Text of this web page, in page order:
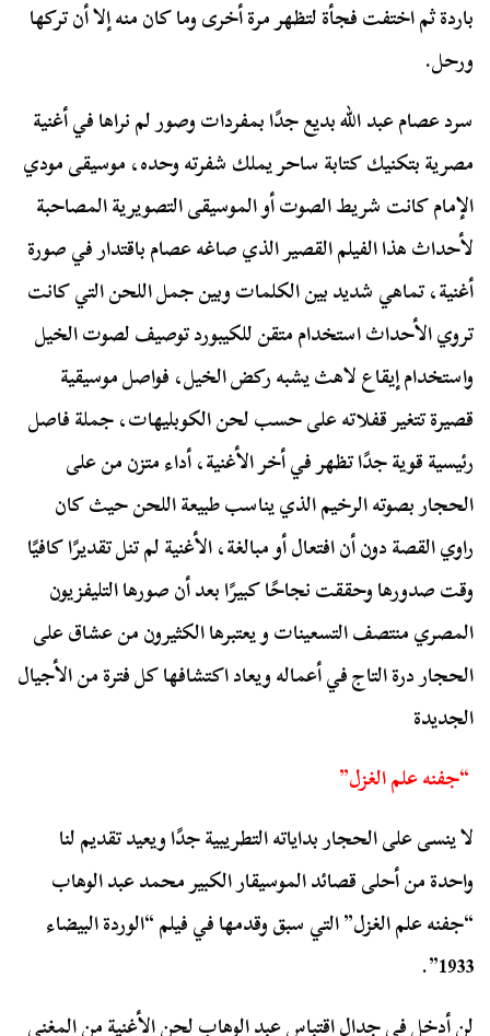
باردة ثم اختفت فجأة لتظهر مرة أخرى وما كان منه إلا أن تركها
ورحل.
سرد عصام عبد الله بديع جدًا بمفردات وصور لم نراها في أغنية
مصرية بتكنيك كتابة ساحر يملك شفرته وحده، موسيقى مودي
الإمام كانت شريط الصوت أو الموسيقى التصويرية المصاحبة
لأحداث هذا الفيلم القصير الذي صاغه عصام باقتدار في صورة
أغنية، تماهي شديد بين الكلمات وبين جمل اللحن التي كانت
تروي الأحداث استخدام متقن للكيبورد توصيف لصوت الخيل
واستخدام إيقاع لاهث يشبه ركض الخيل، فواصل موسيقية
قصيرة تتغير قفلاته على حسب لحن الكوبليهات، جملة فاصل
رئيسية قوية جدًا تظهر في أخر الأغنية، أداء متزن من على
الحجار بصوته الرخيم الذي يناسب طبيعة اللحن حيث كان
راوي القصة دون أن افتعال أو مبالغة، الأغنية لم تنل تقديرًا كافيًا
وقت صدورها وحققت نجاحًا كبيرًا بعد أن صورها التليفزيون
المصري منتصف التسعينات و يعتبرها الكثيرون من عشاق على
الحجار درة التاج في أعماله ويعاد اكتشافها كل فترة من الأجيال
الجديدة
“جفنه علم الغزل”
لا ينسى على الحجار بداياته التطريبية جدًا ويعيد تقديم لنا
واحدة من أحلى قصائد الموسيقار الكبير محمد عبد الوهاب
“جفنه علم الغزل” التي سبق وقدمها في فيلم “الوردة البيضاء
1933”.
لن أدخل في جدال اقتباس عبد الوهاب لحن الأغنية من المغني